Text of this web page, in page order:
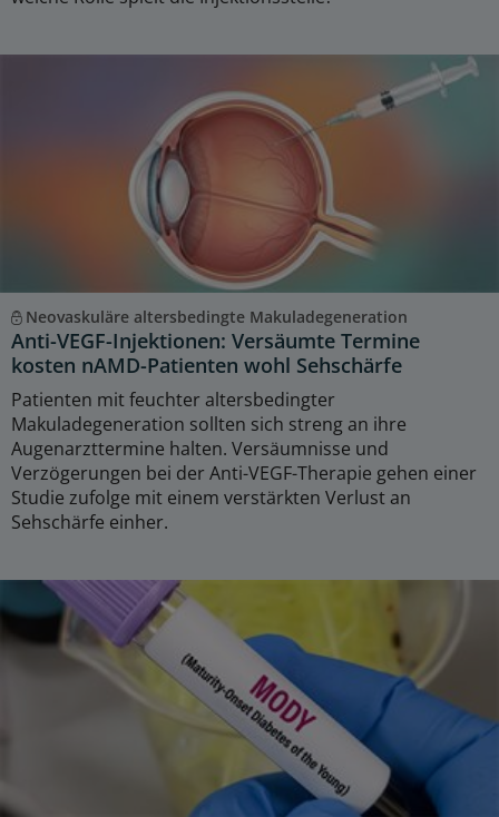
Neovaskuläre altersbedingte Makuladegeneration
Anti-VEGF-Injektionen: Versäumte Termine
kosten nAMD-Patienten wohl Sehschärfe
Patienten mit feuchter altersbedingter
Makuladegeneration sollten sich streng an ihre
Augenarzttermine halten. Versäumnisse und
Verzögerungen bei der Anti-VEGF-Therapie gehen einer
Studie zufolge mit einem verstärkten Verlust an
Sehschärfe einher.